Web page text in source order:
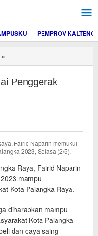
PEMPROV KALTENG
»
Palangka
Penggerak
Penggerak
Raya, Fairid Naparin
mampu
Kota Palangka Raya.
diharapkan mampu
Kota Palangka
dan daya saing